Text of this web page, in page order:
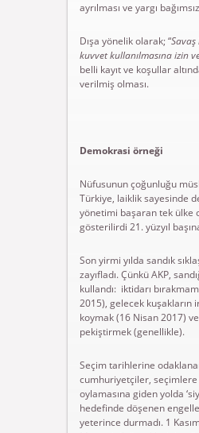
ayrılması ve yargı
Dışa yönelik olarak; “Savaş
kuvvet kullanılmasına izin
belli kayıt ve koşullar
verilmiş olması.
Demokrasi örneği
Nüfusunun çoğunluğu
Türkiye, laiklik sayesinde
yönetimi başaran tek ülke
gösterilirdi 21. yüzyıl
Son yirmi yılda sandık
zayıfladı. Çünkü AKP,
kullandı: iktidarı
2015), gelecek kuşakların
koymak (16 Nisan 2017)
pekiştirmek (genellikle).
Seçim tarihlerine
cumhuriyetçiler, seçimlere
oylamasına giden yolda
hedefinde döşenen
yeterince durmadı. 1